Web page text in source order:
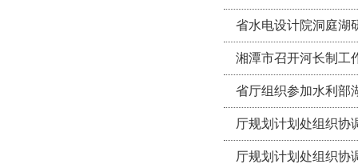
省水电设计院洞庭湖
湘潭市召开河长制工
省厅组织参加水利部
厅规划计划处组织协
厅规划计划处组织协